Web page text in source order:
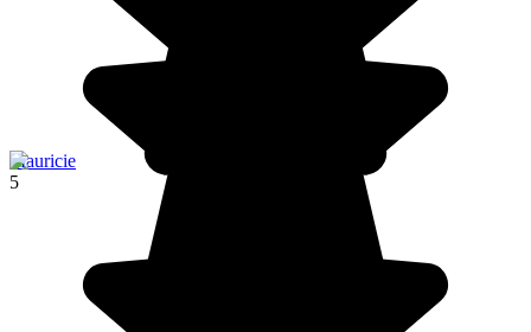
Mauricie
5